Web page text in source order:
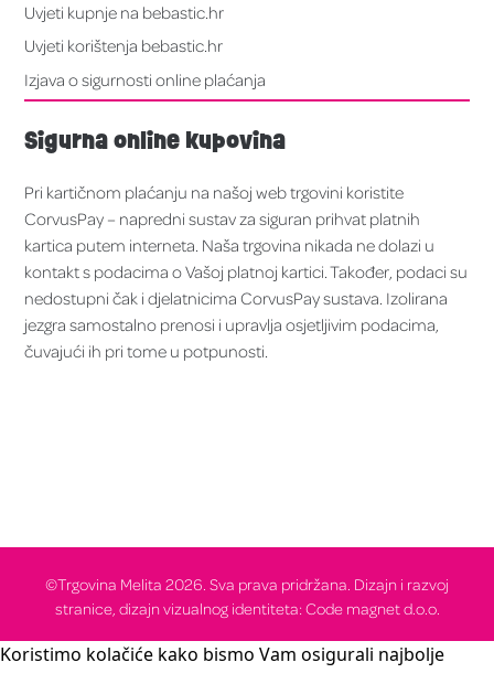
Uvjeti kupnje na bebastic.hr
Uvjeti korištenja bebastic.hr
Izjava o sigurnosti online plaćanja
Sigurna online kupovina
Pri kartičnom plaćanju na našoj web trgovini koristite
CorvusPay – napredni sustav za siguran prihvat platnih
kartica putem interneta. Naša trgovina nikada ne dolazi u
kontakt s podacima o Vašoj platnoj kartici. Također, podaci su
nedostupni čak i djelatnicima CorvusPay sustava. Izolirana
jezgra samostalno prenosi i upravlja osjetljivim podacima,
čuvajući ih pri tome u potpunosti.
©Trgovina Melita 2026. Sva prava pridržana. Dizajn i razvoj
stranice, dizajn vizualnog identiteta: Code magnet d.o.o.
Koristimo kolačiće kako bismo Vam osigurali najbolje